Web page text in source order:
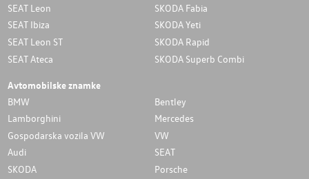
SEAT Leon
SEAT Ibiza
SEAT Leon ST
SEAT Ateca
SKODA Fabia
SKODA Yeti
SKODA Rapid
SKODA Superb Combi
Avtomobilske znamke
BMW
Bentley
Lamborghini
Mercedes
Gospodarska vozila VW
VW
Audi
SEAT
SKODA
Porsche